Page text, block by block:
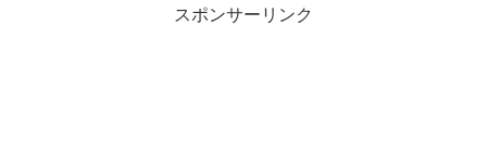
スポンサーリンク